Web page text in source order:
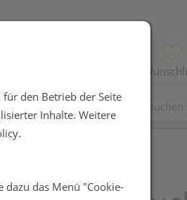
den Betrieb der Seite
Inhalte. Weitere
dazu das Menü "Cookie-